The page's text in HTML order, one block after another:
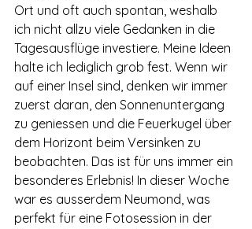
Ort und oft auch spontan, weshalb
ich nicht allzu viele Gedanken in die
Tagesausflüge investiere. Meine Ideen
halte ich lediglich grob fest. Wenn wir
auf einer Insel sind, denken wir immer
zuerst daran, den Sonnenuntergang
zu geniessen und die Feuerkugel über
dem Horizont beim Versinken zu
beobachten. Das ist für uns immer ein
besonderes Erlebnis! In dieser Woche
war es ausserdem Neumond, was
perfekt für eine Fotosession in der